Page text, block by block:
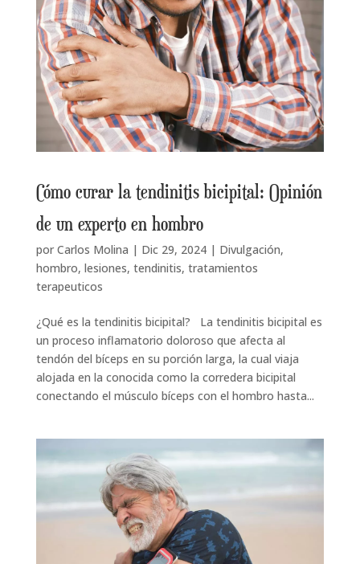
Cómo curar la tendinitis bicipital: Opinión
de un experto en hombro
por Carlos Molina | Dic 29, 2024| Divulgación,
hombro, lesiones, tendinitis, tratamientos
terapeuticos
¿Qué es la tendinitis bicipital? La tendinitis bicipital es
un proceso inflamatorio doloroso que afecta al
tendón del bíceps en su porción larga, la cual viaja
alojada en la conocida como la corredera bicipital
conectando el músculo bíceps con el hombro hasta...